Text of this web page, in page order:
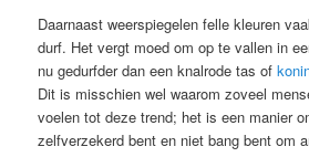
Daarnaast weerspiegelen felle kleuren
durf. Het vergt moed om op te vallen in
nu gedurfder dan een knalrode tas of
Dit is misschien wel waarom zoveel
voelen tot deze trend; het is een manier
zelfverzekerd bent en niet bang bent om